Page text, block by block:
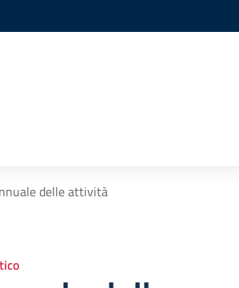
delle attività